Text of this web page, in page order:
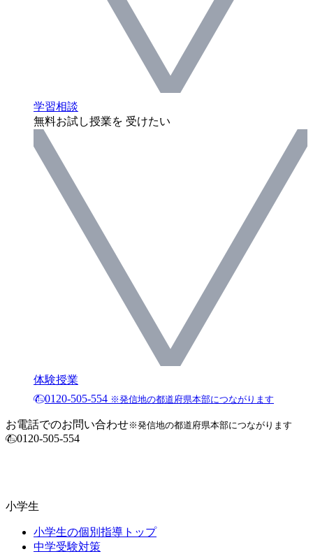
学習相談
無料お試し授業を 受けたい
体験授業
0120-505-554 ※発信地の都道府県本部につながります
お電話でのお問い合わせ※発信地の都道府県本部につながります
0120-505-554
小学生
小学生の個別指導トップ
中学受験対策